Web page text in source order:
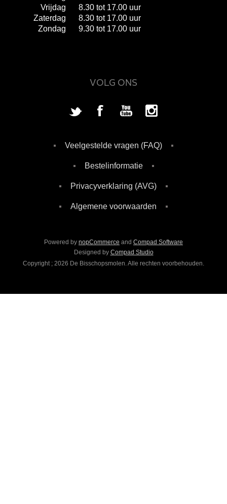
Vrijdag
8.30 tot 17.00 uur
Zaterdag
8.30 tot 17.00 uur
Zondag
9.30 tot 17.00 uur
VOLG ONS
Veelgestelde vragen (FAQ)
Bestelinformatie
Privacyverklaring (AVG)
Algemene voorwaarden
Powered by nopCommerce and Compad Software
Designed by Compad Studio
Copyright ; 2026 De Bisschopsmolen. Alle rechten voorbehouden.